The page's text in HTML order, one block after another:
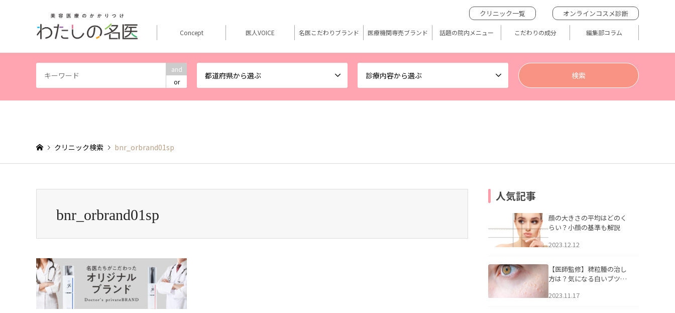
and
or
都道府県から選ぶ 診療内容から選ぶ
クリニック一覧 オンラインコスメ診断
Concept 医人VOICE 名医こだわりブランド 医療機関専売ブランド 話題の院内メニュー こだわりの成分 編集部コラム
クリニック検索 bnr_orbrand01sp
bnr_orbrand01sp
人気記事
顔の大きさの平均はどのく
らい？小顔の基準も解説
2023.12.12
【医師監修】稗粒腫の治し
方は？気になる白いブツブ
アについて
2023.11.17